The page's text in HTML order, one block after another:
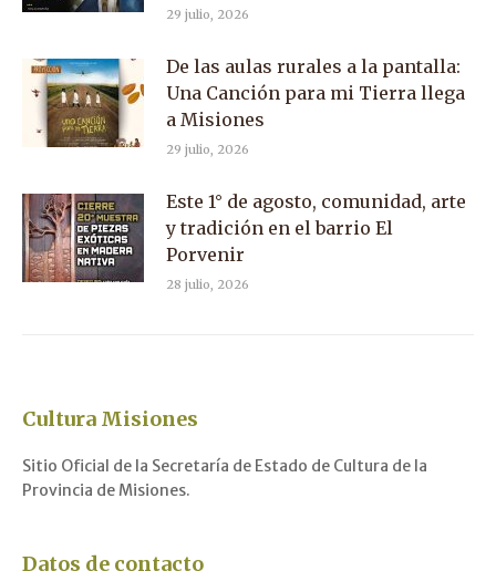
29 julio, 2026
De las aulas rurales a la pantalla:
Una Canción para mi Tierra llega
a Misiones
29 julio, 2026
Este 1° de agosto, comunidad, arte
y tradición en el barrio El
Porvenir
28 julio, 2026
Cultura Misiones
Sitio Oficial de la Secretaría de Estado de Cultura de la
Provincia de Misiones.
Datos de contacto